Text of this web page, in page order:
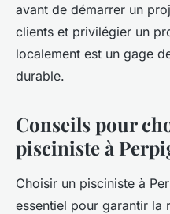
avant de démarrer un
clients et privilégier un
localement est un gage
durable.
Conseils pour
pisciniste à
Choisir un pisciniste à
essentiel pour garantir la